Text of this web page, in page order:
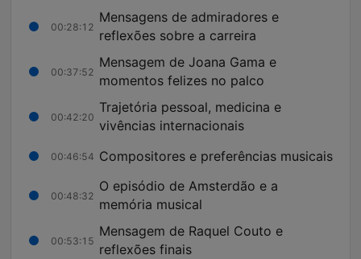
00:28:12
Mensagens de admiradores e
reflexões sobre a carreira
00:37:52
Mensagem de Joana Gama e
momentos felizes no palco
00:42:20
Trajetória pessoal, medicina e
vivências internacionais
00:46:54 Compositores e preferências musicais
00:48:32
O episódio de Amsterdão e a
memória musical
00:53:15
Mensagem de Raquel Couto e
reflexões finais